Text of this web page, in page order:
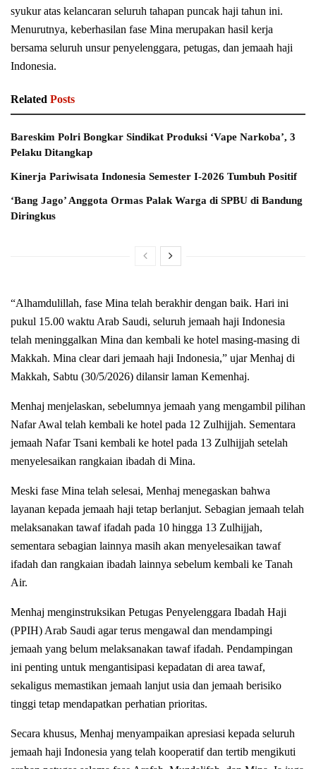
syukur atas kelancaran seluruh tahapan puncak haji tahun ini.
Menurutnya, keberhasilan fase Mina merupakan hasil kerja
bersama seluruh unsur penyelenggara, petugas, dan jemaah haji
Indonesia.
Related Posts
Bareskim Polri Bongkar Sindikat Produksi ‘Vape Narkoba’, 3
Pelaku Ditangkap
Kinerja Pariwisata Indonesia Semester I-2026 Tumbuh Positif
‘Bang Jago’ Anggota Ormas Palak Warga di SPBU di Bandung
Diringkus
“Alhamdulillah, fase Mina telah berakhir dengan baik. Hari ini
pukul 15.00 waktu Arab Saudi, seluruh jemaah haji Indonesia
telah meninggalkan Mina dan kembali ke hotel masing-masing di
Makkah. Mina clear dari jemaah haji Indonesia,” ujar Menhaj di
Makkah, Sabtu (30/5/2026) dilansir laman Kemenhaj.
Menhaj menjelaskan, sebelumnya jemaah yang mengambil pilihan
Nafar Awal telah kembali ke hotel pada 12 Zulhijjah. Sementara
jemaah Nafar Tsani kembali ke hotel pada 13 Zulhijjah setelah
menyelesaikan rangkaian ibadah di Mina.
Meski fase Mina telah selesai, Menhaj menegaskan bahwa
layanan kepada jemaah haji tetap berlanjut. Sebagian jemaah telah
melaksanakan tawaf ifadah pada 10 hingga 13 Zulhijjah,
sementara sebagian lainnya masih akan menyelesaikan tawaf
ifadah dan rangkaian ibadah lainnya sebelum kembali ke Tanah
Air.
Menhaj menginstruksikan Petugas Penyelenggara Ibadah Haji
(PPIH) Arab Saudi agar terus mengawal dan mendampingi
jemaah yang belum melaksanakan tawaf ifadah. Pendampingan
ini penting untuk mengantisipasi kepadatan di area tawaf,
sekaligus memastikan jemaah lanjut usia dan jemaah berisiko
tinggi tetap mendapatkan perhatian prioritas.
Secara khusus, Menhaj menyampaikan apresiasi kepada seluruh
jemaah haji Indonesia yang telah kooperatif dan tertib mengikuti